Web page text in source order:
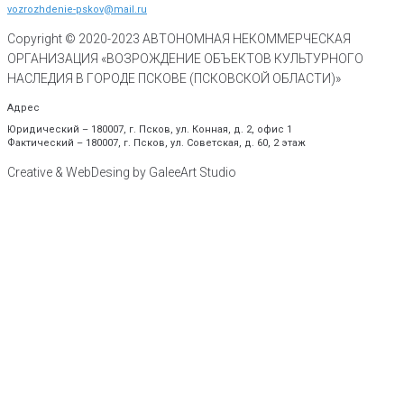
vozrozhdenie-pskov@mail.ru
Copyright © 2020-2023 АВТОНОМНАЯ НЕКОММЕРЧЕСКАЯ
ОРГАНИЗАЦИЯ «ВОЗРОЖДЕНИЕ ОБЪЕКТОВ КУЛЬТУРНОГО
НАСЛЕДИЯ В ГОРОДЕ ПСКОВЕ (ПСКОВСКОЙ ОБЛАСТИ)»
Адрес
Юридический – 180007, г. Псков, ул. Конная, д. 2, офис 1
Фактический – 180007, г. Псков, ул. Советская, д. 60, 2 этаж
Creative & WebDesing by GaleeArt Studio